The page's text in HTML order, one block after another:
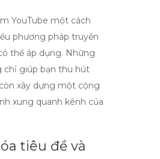
YouTube một cách
phương pháp truyền
thể áp dụng. Những
chỉ giúp bạn thu hút
xây dựng một cộng
xung quanh kênh của
tiêu đề và